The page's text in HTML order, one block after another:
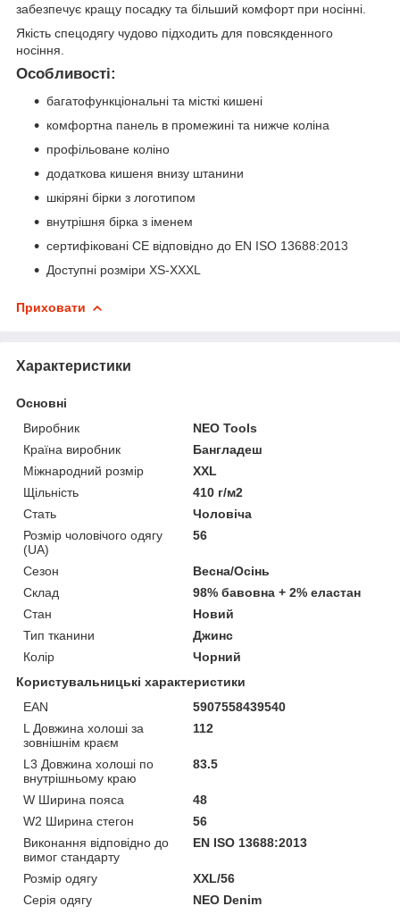
забезпечує кращу посадку та більший комфорт при носінні.
Якість спецодягу чудово підходить для повсякденного
носіння.
Особливості:
багатофункціональні та місткі кишені
комфортна панель в промежині та нижче коліна
профільоване коліно
додаткова кишеня внизу штанини
шкіряні бірки з логотипом
внутрішня бірка з іменем
сертифіковані CE відповідно до EN ISO 13688:2013
Доступні розміри XS-XXXL
Приховати
Характеристики
Основні
Виробник
NEO Tools
Країна виробник
Бангладеш
Міжнародний розмір
XXL
Щільність
410 г/м2
Стать
Чоловіча
Розмір чоловічого одягу
(UA)
56
Сезон
Весна/Осінь
Склад
98% бавовна + 2% еластан
Стан
Новий
Тип тканини
Джинс
Колір
Чорний
Користувальницькі характеристики
EAN
5907558439540
L Довжина холоші за
зовнішнім краєм
112
L3 Довжина холоші по
внутрішньому краю
83.5
W Ширина пояса
48
W2 Ширина стегон
56
Виконання відповідно до
вимог стандарту
EN ISO 13688:2013
Розмір одягу
XXL/56
Серія одягу
NEO Denim